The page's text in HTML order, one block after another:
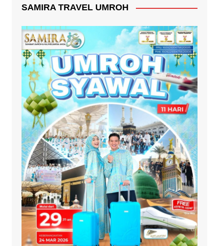
SAMIRA TRAVEL UMROH